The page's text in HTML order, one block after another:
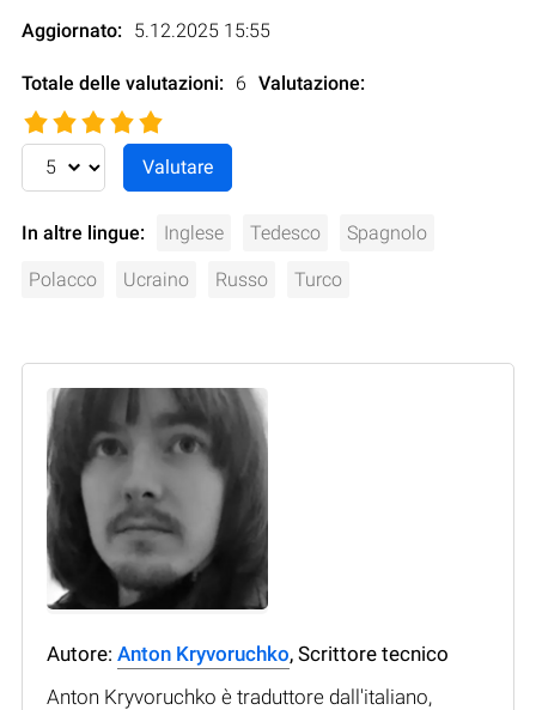
Aggiornato: 5.12.2025 15:55
Totale delle valutazioni: 6 Valutazione:
In altre lingue: Inglese Tedesco Spagnolo
Polacco Ucraino Russo Turco
Autore: Anton Kryvoruchko, Scrittore tecnico
Anton Kryvoruchko è traduttore dall'italiano,